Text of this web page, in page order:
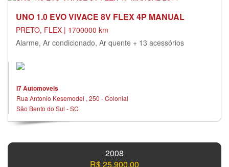
UNO 1.0 EVO VIVACE 8V FLEX 4P MANUAL
PRETO, FLEX | 1700000 km
Alarme, Ar condicionado, Ar quente + 13 acessórios
I7 Automoveis
Rua Antonio Kesemodel , 250 - Colonial
São Bento do Sul - SC
2008
R$ 25.900,00